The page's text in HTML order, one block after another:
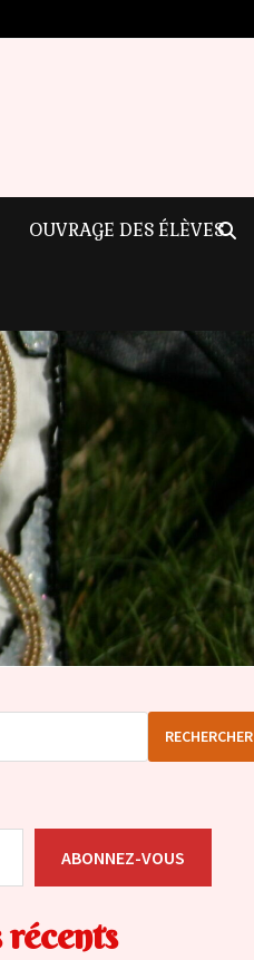
OUVRAGE DES ÉLÈVES
RECHERCHER
ABONNEZ-VOUS